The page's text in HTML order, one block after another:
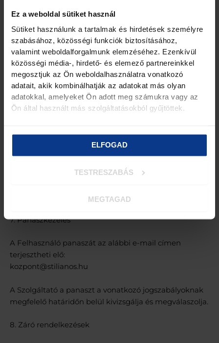
Ez a weboldal sütiket használ
Sütiket használunk a tartalmak és hirdetések személyre
szabásához, közösségi funkciók biztosításához,
valamint weboldalforgalmunk elemzéséhez. Ezenkívül
közösségi média-, hirdető- és elemező partnereinkkel
megosztjuk az Ön weboldalhasználatra vonatkozó
adatait, akik kombinálhatják az adatokat más olyan
adatokkal, amelyeket Ön adott meg számukra vagy az
Ön által használt más szolgáltatásokból gyűjtöttek.
ELFOGAD
TESTRESZABÁS
MEGTAGAD
Amennyiben a Felhasználó kifejezetten kéri a digitális
határidő lejárta előtt, és tudomásul veszi, hogy ezzel
elveszíti elállási jogát, az elállási jog a hozzáférés
biztosításával megszűnik.
Elállási szándékát a Felhasználó a
kozpont@stilianos.hu
e-mail címen jelezheti.
A megvásárolt videóanyagok szerzői jogi védelem
A tartalmak másolása, terjesztése, továbbértékesítése
hozzáférhetővé tétele tilos.
7. Panaszkezelés
A Felhasználó panaszát az alábbi e-mail címen
terjesztheti elő:
kozpont@stilianos.hu
A Szolgáltató a panaszt a vonatkozó jogszabályoknak
megfelelő határidőn belül kivizsgálja és megválaszolja.
8. Záró rendelkezések